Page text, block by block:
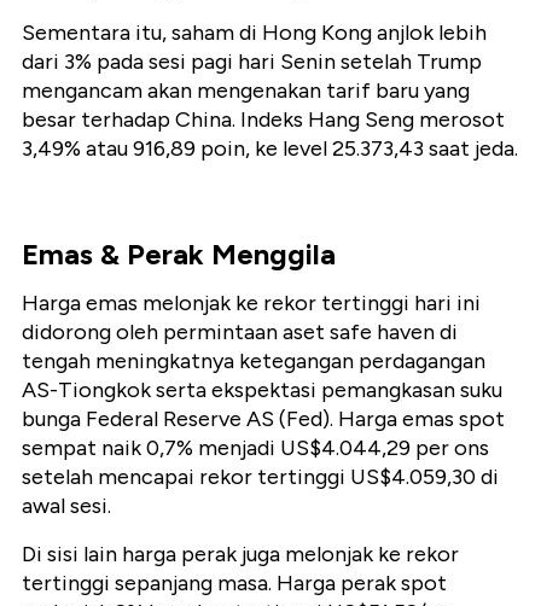
Sementara itu, saham di Hong Kong anjlok lebih
dari 3% pada sesi pagi hari Senin setelah Trump
mengancam akan mengenakan tarif baru yang
besar terhadap China. Indeks Hang Seng merosot
3,49% atau 916,89 poin, ke level 25.373,43 saat jeda.
Emas & Perak Menggila
Harga emas melonjak ke rekor tertinggi hari ini
didorong oleh permintaan aset safe haven di
tengah meningkatnya ketegangan perdagangan
AS-Tiongkok serta ekspektasi pemangkasan suku
bunga Federal Reserve AS (Fed). Harga emas spot
sempat naik 0,7% menjadi US$4.044,29 per ons
setelah mencapai rekor tertinggi US$4.059,30 di
awal sesi.
Di sisi lain harga perak juga melonjak ke rekor
tertinggi sepanjang masa. Harga perak spot